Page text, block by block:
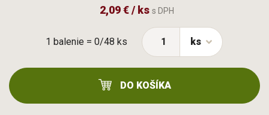
1 balenie = 0/48 ks
2,09 € / ks s DPH
ks
DO KOŠÍKA